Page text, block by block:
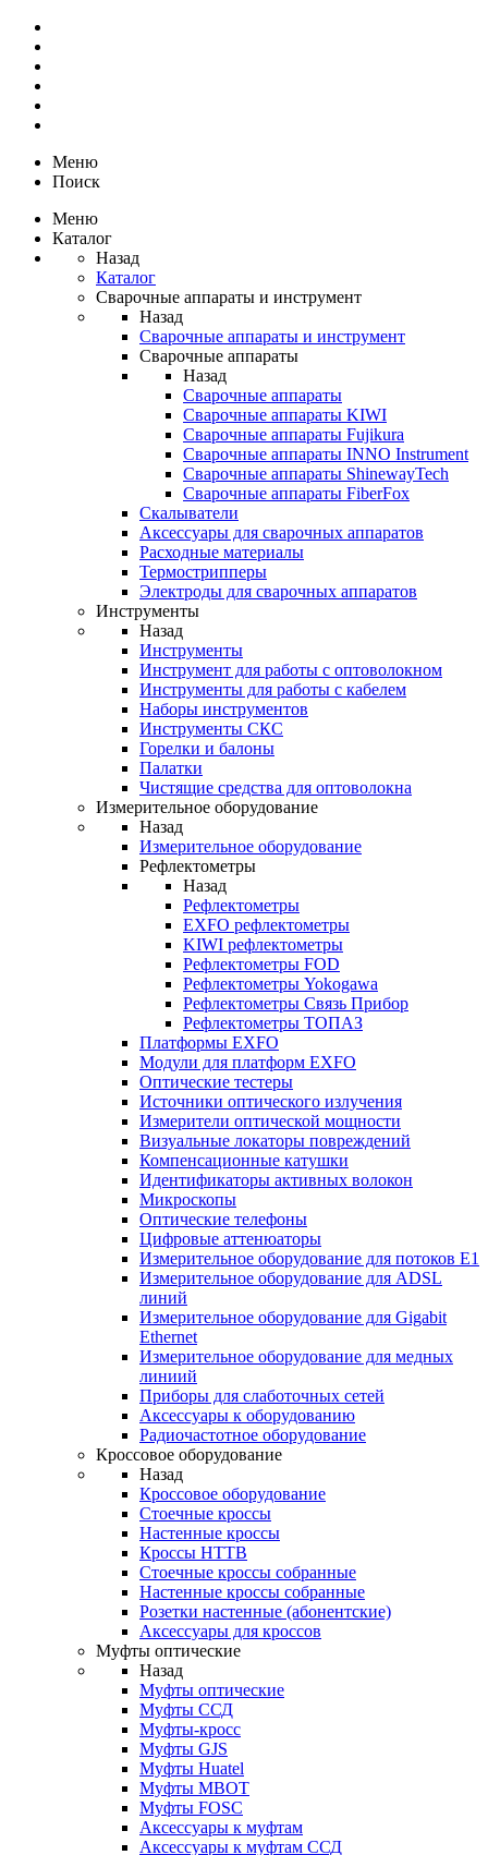
Меню
Поиск
Меню
Каталог
Назад
Каталог
Сварочные аппараты и инструмент
Назад
Сварочные аппараты и инструмент
Сварочные аппараты
Назад
Сварочные аппараты
Сварочные аппараты KIWI
Сварочные аппараты Fujikura
Сварочные аппараты INNO Instrument
Сварочные аппараты ShinewayTech
Cварочные аппараты FiberFox
Скалыватели
Аксессуары для сварочных аппаратов
Расходные материалы
Термострипперы
Электроды для сварочных аппаратов
Инструменты
Назад
Инструменты
Инструмент для работы с оптоволокном
Инструменты для работы с кабелем
Наборы инструментов
Инструменты СКС
Горелки и балоны
Палатки
Чистящие средства для оптоволокна
Измерительное оборудование
Назад
Измерительное оборудование
Рефлектометры
Назад
Рефлектометры
EXFO рефлектометры
KIWI рефлектометры
Рефлектометры FOD
Рефлектометры Yokogawa
Рефлектометры Связь Прибор
Рефлектометры ТОПАЗ
Платформы EXFO
Модули для платформ EXFO
Оптические тестеры
Источники оптического излучения
Измерители оптической мощности
Визуальные локаторы повреждений
Компенсационные катушки
Идентификаторы активных волокон
Микроскопы
Оптические телефоны
Цифровые аттенюаторы
Измерительное оборудование для потоков Е1
Измерительное оборудование для ADSL
линий
Измерительное оборудование для Gigabit
Ethernet
Измерительное оборудование для медных
линиий
Приборы для слаботочных сетей
Аксессуары к оборудованию
Радиочастотное оборудование
Кроссовое оборудование
Назад
Кроссовое оборудование
Стоечные кроссы
Настенные кроссы
Кроссы HTTB
Стоечные кроссы собранные
Настенные кроссы собранные
Розетки настенные (абонентские)
Аксессуары для кроссов
Муфты оптические
Назад
Муфты оптические
Муфты ССД
Муфты-кросс
Муфты GJS
Муфты Huatel
Муфты МВОТ
Муфты FOSC
Аксессуары к муфтам
Аксессуары к муфтам ССД